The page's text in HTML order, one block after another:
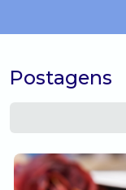
Postagens